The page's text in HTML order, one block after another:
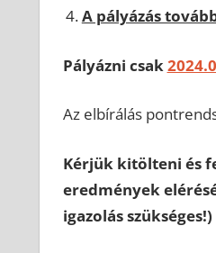
A pályázás
Pályázni csak
Az elbírálás
Kérjük kitölteni és
eredmények
igazolás szükséges!)